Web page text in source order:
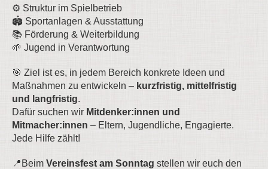
⚙️ Struktur im Spielbetrieb
🏟️ Sportanlagen & Ausstattung
📚 Förderung & Weiterbildung
🌱 Jugend in Verantwortung
🎯 Ziel ist es, in jedem Bereich konkrete Ideen und
Maßnahmen zu entwickeln – kurzfristig, mittelfristig
und langfristig.
Dafür suchen wir Mitdenker:innen und
Mitmacher:innen – Eltern, Jugendliche, Engagierte.
Jede Hilfe zählt!
📍Beim Vereinsfest am Sonntag stellen wir euch den